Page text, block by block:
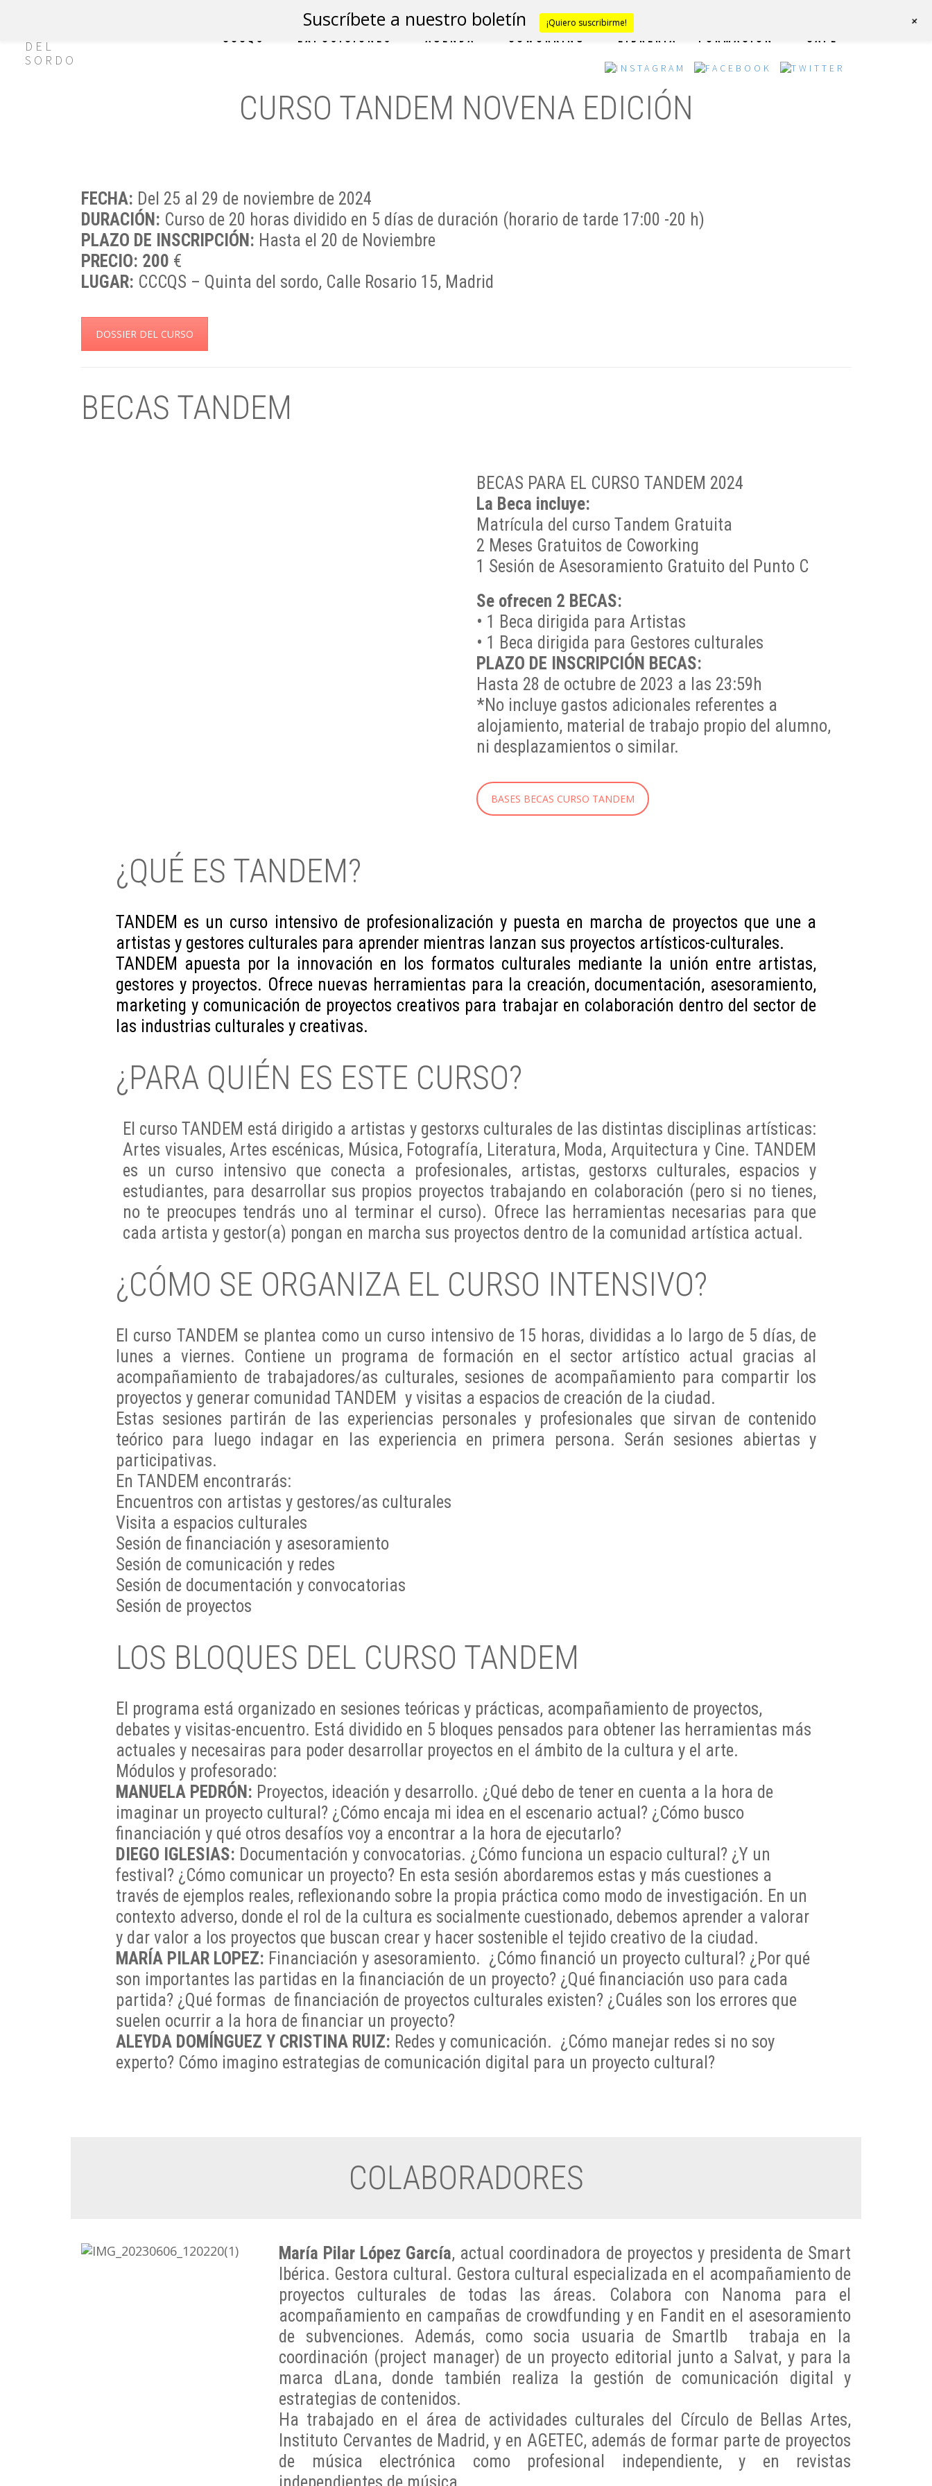
CCCQS EXPOSICIONES AGENDA COWORKING LIBRERÍA FORMACIÓN CAFÉ
CURSO TANDEM NOVENA EDICIÓN
FECHA: Del 25 al 29 de noviembre de 2024
DURACIÓN: Curso de 20 horas dividido en 5 días de duración (horario de tarde 17:00 -20 h)
PLAZO DE INSCRIPCIÓN: Hasta el 20 de Noviembre
PRECIO: 200 €
LUGAR: CCCQS – Quinta del sordo, Calle Rosario 15, Madrid
DOSSIER DEL CURSO
BECAS TANDEM
BECAS PARA EL CURSO TANDEM 2024
La Beca incluye:
Matrícula del curso Tandem Gratuita
2 Meses Gratuitos de Coworking
1 Sesión de Asesoramiento Gratuito del Punto C
Se ofrecen 2 BECAS:
• 1 Beca dirigida para Artistas
• 1 Beca dirigida para Gestores culturales
PLAZO DE INSCRIPCIÓN BECAS:
Hasta 28 de octubre de 2023 a las 23:59h
*No incluye gastos adicionales referentes a
alojamiento, material de trabajo propio del alumno,
ni desplazamientos o similar.
BASES BECAS CURSO TANDEM
¿QUÉ ES TANDEM?
TANDEM es un curso intensivo de profesionalización y puesta en marcha de proyectos que une a
artistas y gestores culturales para aprender mientras lanzan sus proyectos artísticos-culturales.
TANDEM apuesta por la innovación en los formatos culturales mediante la unión entre artistas,
gestores y proyectos. Ofrece nuevas herramientas para la creación, documentación, asesoramiento,
marketing y comunicación de proyectos creativos para trabajar en colaboración dentro del sector de
las industrias culturales y creativas.
¿PARA QUIÉN ES ESTE CURSO?
El curso TANDEM está dirigido a artistas y gestorxs culturales de las distintas disciplinas artísticas:
Artes visuales, Artes escénicas, Música, Fotografía, Literatura, Moda, Arquitectura y Cine. TANDEM
es un curso intensivo que conecta a profesionales, artistas, gestorxs culturales, espacios y
estudiantes, para desarrollar sus propios proyectos trabajando en colaboración (pero si no tienes,
no te preocupes tendrás uno al terminar el curso). Ofrece las herramientas necesarias para que
cada artista y gestor(a) pongan en marcha sus proyectos dentro de la comunidad artística actual.
¿CÓMO SE ORGANIZA EL CURSO INTENSIVO?
El curso TANDEM se plantea como un curso intensivo de 15 horas, divididas a lo largo de 5 días, de
lunes a viernes. Contiene un programa de formación en el sector artístico actual gracias al
acompañamiento de trabajadores/as culturales, sesiones de acompañamiento para compartir los
proyectos y generar comunidad TANDEM y visitas a espacios de creación de la ciudad.
Estas sesiones partirán de las experiencias personales y profesionales que sirvan de contenido
teórico para luego indagar en las experiencia en primera persona. Serán sesiones abiertas y
participativas.
En TANDEM encontrarás:
Encuentros con artistas y gestores/as culturales
Visita a espacios culturales
Sesión de financiación y asesoramiento
Sesión de comunicación y redes
Sesión de documentación y convocatorias
Sesión de proyectos
LOS BLOQUES DEL CURSO TANDEM
El programa está organizado en sesiones teóricas y prácticas, acompañamiento de proyectos,
debates y visitas-encuentro. Está dividido en 5 bloques pensados para obtener las herramientas más
actuales y necesairas para poder desarrollar proyectos en el ámbito de la cultura y el arte.
Módulos y profesorado:
MANUELA PEDRÓN: Proyectos, ideación y desarrollo. ¿Qué debo de tener en cuenta a la hora de
imaginar un proyecto cultural? ¿Cómo encaja mi idea en el escenario actual? ¿Cómo busco
financiación y qué otros desafíos voy a encontrar a la hora de ejecutarlo?
DIEGO IGLESIAS: Documentación y convocatorias. ¿Cómo funciona un espacio cultural? ¿Y un
festival? ¿Cómo comunicar un proyecto? En esta sesión abordaremos estas y más cuestiones a
través de ejemplos reales, reflexionando sobre la propia práctica como modo de investigación. En un
contexto adverso, donde el rol de la cultura es socialmente cuestionado, debemos aprender a valorar
y dar valor a los proyectos que buscan crear y hacer sostenible el tejido creativo de la ciudad.
MARÍA PILAR LOPEZ: Financiación y asesoramiento. ¿Cómo financió un proyecto cultural? ¿Por qué
son importantes las partidas en la financiación de un proyecto? ¿Qué financiación uso para cada
partida? ¿Qué formas de financiación de proyectos culturales existen? ¿Cuáles son los errores que
suelen ocurrir a la hora de financiar un proyecto?
ALEYDA DOMÍNGUEZ Y CRISTINA RUIZ: Redes y comunicación. ¿Cómo manejar redes si no soy
experto? Cómo imagino estrategias de comunicación digital para un proyecto cultural?
COLABORADORES
María Pilar López García, actual coordinadora de proyectos y presidenta de Smart
Ibérica. Gestora cultural. Gestora cultural especializada en el acompañamiento de
proyectos culturales de todas las áreas. Colabora con Nanoma para el
acompañamiento en campañas de crowdfunding y en Fandit en el asesoramiento
de subvenciones. Además, como socia usuaria de SmartIb trabaja en la
coordinación (project manager) de un proyecto editorial junto a Salvat, y para la
marca dLana, donde también realiza la gestión de comunicación digital y
estrategias de contenidos.
Ha trabajado en el área de actividades culturales del Círculo de Bellas Artes,
Instituto Cervantes de Madrid, y en AGETEC, además de formar parte de proyectos
de música electrónica como profesional independiente, y en revistas
Suscríbete a nuestro boletín ¡Quiero suscribirme! +